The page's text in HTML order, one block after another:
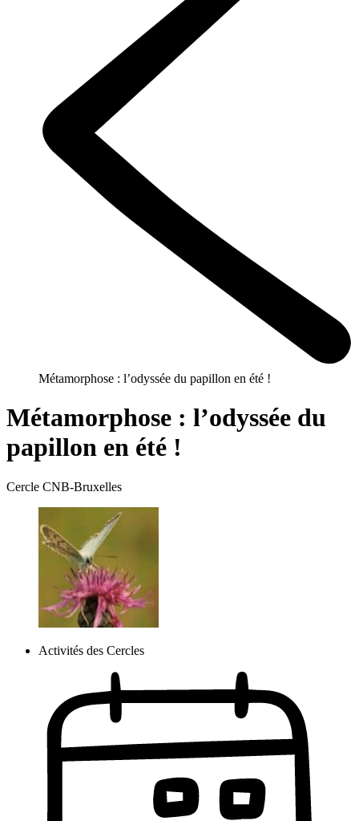
Métamorphose : l’odyssée du papillon en été !
Métamorphose : l’odyssée du
papillon en été !
Cercle CNB-Bruxelles
Activités des Cercles